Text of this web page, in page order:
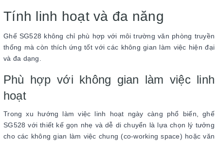
Tính linh hoạt và đa năng
Ghế SG528 không chỉ phù hợp với môi trường văn phòng truyền
thống mà còn thích ứng tốt với các không gian làm việc hiện đại
và đa dạng.
Phù hợp với không gian làm việc linh
hoạt
Trong xu hướng làm việc linh hoạt ngày càng phổ biến, ghế
SG528 với thiết kế gọn nhẹ và dễ di chuyển là lựa chọn lý tưởng
cho các không gian làm việc chung (co-working space) hoặc văn